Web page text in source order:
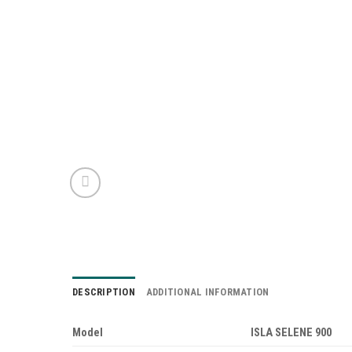
DESCRIPTION ADDITIONAL INFORMATION
Model
ISLA SELENE 900